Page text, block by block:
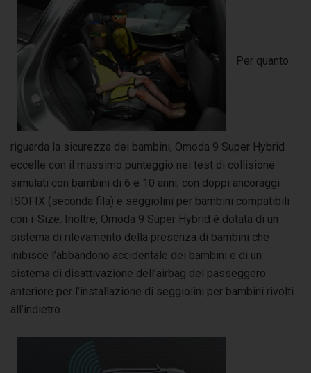
Per quanto
riguarda la sicurezza dei bambini, Omoda 9 Super Hybrid
eccelle con il massimo punteggio nei test di collisione
simulati con bambini di 6 e 10 anni, con doppi ancoraggi
ISOFIX (seconda fila) e seggiolini per bambini compatibili
con i-Size. Inoltre, Omoda 9 Super Hybrid è dotata di un
sistema di rilevamento della presenza di bambini che
inibisce l’abbandono accidentale dei bambini e di un
sistema di disattivazione dell’airbag del passeggero
anteriore per l’installazione di seggiolini per bambini rivolti
all’indietro.